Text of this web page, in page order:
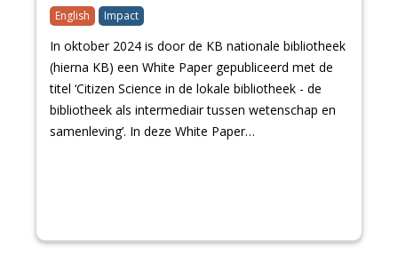
English Impact
In oktober 2024 is door de KB nationale bibliotheek
(hierna KB) een White Paper gepubliceerd met de
titel ‘Citizen Science in de lokale bibliotheek - de
bibliotheek als intermediair tussen wetenschap en
samenleving’. In deze White Paper…